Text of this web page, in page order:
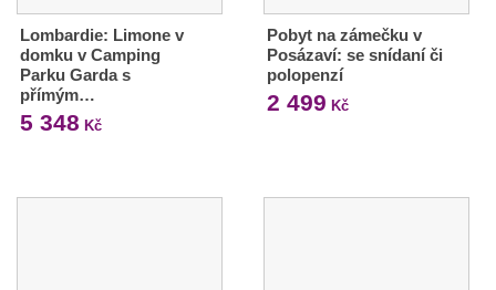
Lombardie: Limone v
domku v Camping
Parku Garda s
přímým…
5 348 Kč
Pobyt na zámečku v
Posázaví: se snídaní či
polopenzí
2 499 Kč